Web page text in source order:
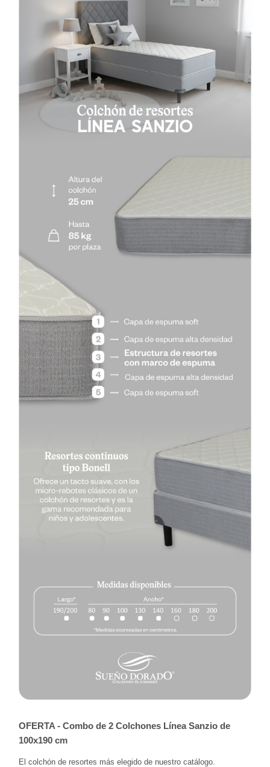
OFERTA - Combo de 2 Colchones Línea Sanzio de
100x190 cm
El colchón de resortes más elegido de nuestro catálogo.